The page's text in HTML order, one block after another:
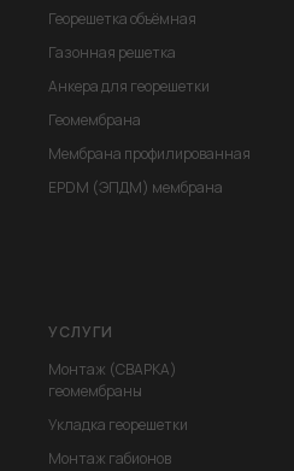
Георешетка объёмная
Газонная решетка
Анкера для георешетки
Геомембрана
Мембрана профилированная
EPDM (ЭПДМ) мембрана
УСЛУГИ
Монтаж (СВАРКА)
геомембраны
Укладка георешетки
Монтаж габионов